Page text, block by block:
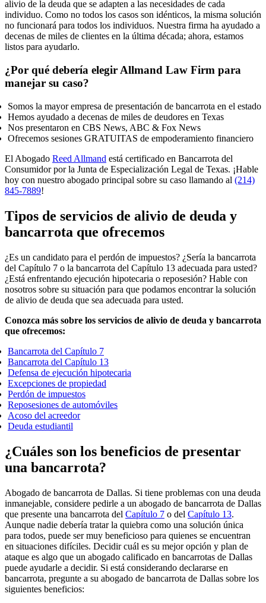
alivio de la deuda que se adapten a las necesidades de cada
individuo. Como no todos los casos son idénticos, la misma solución
no funcionará para todos los individuos. Nuestra firma ha ayudado a
decenas de miles de clientes en la última década; ahora, estamos
listos para ayudarlo.
¿Por qué debería elegir Allmand Law Firm para
manejar su caso?
Somos la mayor empresa de presentación de bancarrota en el estado
Hemos ayudado a decenas de miles de deudores en Texas
Nos presentaron en CBS News, ABC & Fox News
Ofrecemos sesiones GRATUITAS de empoderamiento financiero
El Abogado Reed Allmand está certificado en Bancarrota del
Consumidor por la Junta de Especialización Legal de Texas. ¡Hable
hoy con nuestro abogado principal sobre su caso llamando al (214)
845-7889!
Tipos de servicios de alivio de deuda y
bancarrota que ofrecemos
¿Es un candidato para el perdón de impuestos? ¿Sería la bancarrota
del Capítulo 7 o la bancarrota del Capítulo 13 adecuada para usted?
¿Está enfrentando ejecución hipotecaria o reposesión? Hable con
nosotros sobre su situación para que podamos encontrar la solución
de alivio de deuda que sea adecuada para usted.
Conozca más sobre los servicios de alivio de deuda y bancarrota
que ofrecemos:
Bancarrota del Capítulo 7
Bancarrota del Capítulo 13
Defensa de ejecución hipotecaria
Excepciones de propiedad
Perdón de impuestos
Reposesiones de automóviles
Acoso del acreedor
Deuda estudiantil
¿Cuáles son los beneficios de presentar
una bancarrota?
Abogado de bancarrota de Dallas. Si tiene problemas con una deuda
inmanejable, considere pedirle a un abogado de bancarrota de Dallas
que presente una bancarrota del Capítulo 7 o del Capítulo 13.
Aunque nadie debería tratar la quiebra como una solución única
para todos, puede ser muy beneficioso para quienes se encuentran
en situaciones difíciles. Decidir cuál es su mejor opción y plan de
ataque es algo que un abogado calificado en bancarrotas de Dallas
puede ayudarle a decidir. Si está considerando declararse en
bancarrota, pregunte a su abogado de bancarrota de Dallas sobre los
siguientes beneficios: